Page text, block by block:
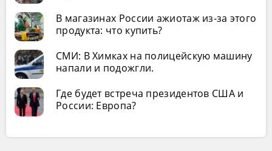
В магазинах России ажиотаж из-за этого
продукта: что купить?
СМИ: В Химках на полицейскую машину
напали и подожгли.
Где будет встреча президентов США и
России: Европа?